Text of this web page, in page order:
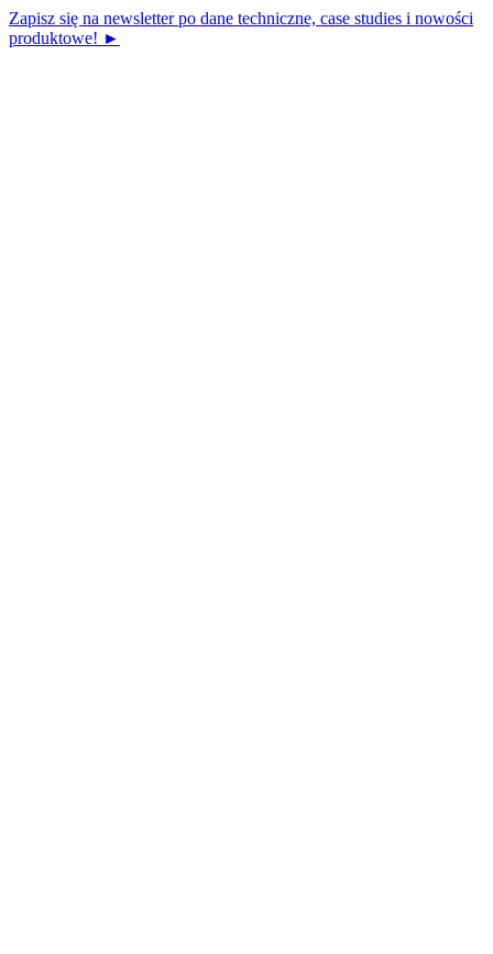
Zapisz się na newsletter po dane techniczne, case studies i nowości
produktowe! ►